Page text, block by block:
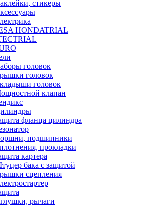
стикеры
HONDATRIAL
TRIAL
головок
головок
головок
клапан
фланца цилиндра
подшипники
прокладки
картера
бака с защитой
сцепления
рычаги